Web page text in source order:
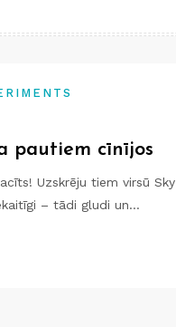
pautiem cīnījos
Uzskrēju tiem virsū Sky
– tādi gludi un…